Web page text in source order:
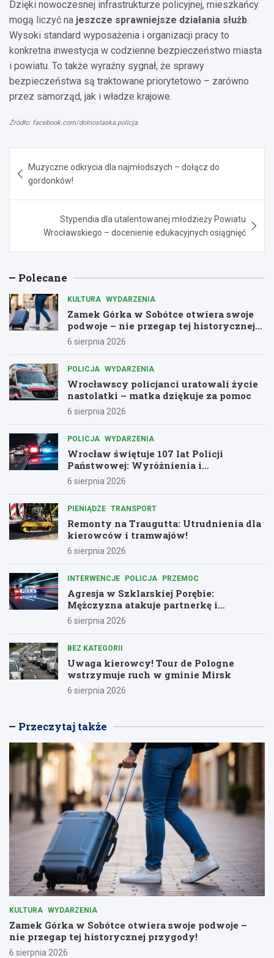
Dzięki nowoczesnej infrastrukturze policyjnej, mieszkańcy
mogą liczyć na jeszcze sprawniejsze działania służb.
Wysoki standard wyposażenia i organizacji pracy to
konkretna inwestycja w codzienne bezpieczeństwo miasta
i powiatu. To także wyraźny sygnał, że sprawy
bezpieczeństwa są traktowane priorytetowo – zarówno
przez samorząd, jak i władze krajowe.
Źródło: facebook.com/dolnoslaska.policja
wpisu
Muzyczne odkrycia dla najmłodszych – dołącz do
gordonków!
Stypendia dla utalentowanej młodzieży Powiatu
Wrocławskiego – docenienie edukacyjnych osiągnięć
Polecane
KULTURA WYDARZENIA
Zamek Górka w Sobótce otwiera swoje
podwoje – nie przegap tej historycznej
przygody!
6 sierpnia 2026
POLICJA WYDARZENIA
Wrocławscy policjanci uratowali życie
nastolatki – matka dziękuje za pomoc
6 sierpnia 2026
POLICJA WYDARZENIA
Wrocław świętuje 107 lat Policji
Państwowej: Wyróżnienia i
podziękowania dla bohaterów służby
6 sierpnia 2026
PIENIĄDZE TRANSPORT
Remonty na Traugutta: Utrudnienia dla
kierowców i tramwajów!
6 sierpnia 2026
INTERWENCJE POLICJA PRZEMOC
Agresja w Szklarskiej Porębie:
Mężczyzna atakuje partnerkę i
policjantów butelką
6 sierpnia 2026
BEZ KATEGORII
Uwaga kierowcy! Tour de Pologne
wstrzymuje ruch w gminie Mirsk
6 sierpnia 2026
Przeczytaj także
KULTURA WYDARZENIA
Zamek Górka w Sobótce otwiera swoje podwoje –
nie przegap tej historycznej przygody!
6 sierpnia 2026